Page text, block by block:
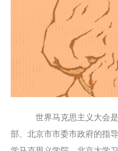
世界马克思主义大会
部、北京市市委市政府的指